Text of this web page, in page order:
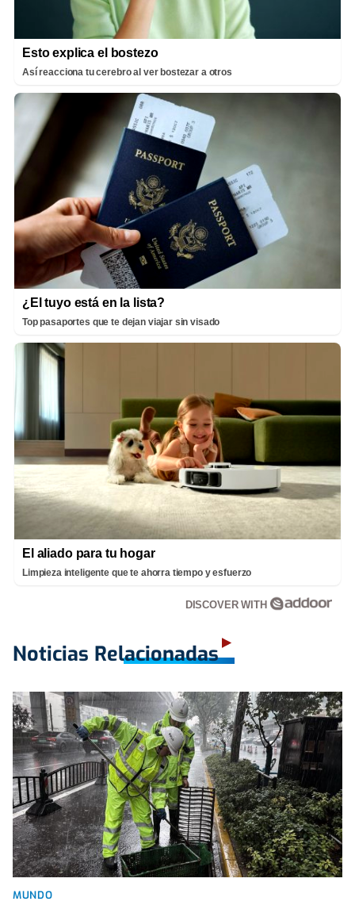
Esto explica el bostezo
Así reacciona tu cerebro al ver bostezar a otros
¿El tuyo está en la lista?
Top pasaportes que te dejan viajar sin visado
El aliado para tu hogar
Limpieza inteligente que te ahorra tiempo y esfuerzo
DISCOVER WITH
Noticias Relacionadas
MUNDO